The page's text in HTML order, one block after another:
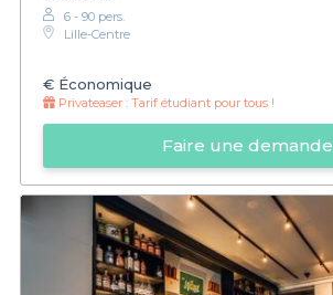
6 - 90 pers.
Lille-Centre
€ Économique
Privateaser : Tarif étudiant pour tous !
Faire une demande